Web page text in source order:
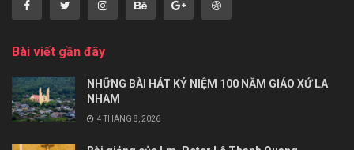
Bài viết gần đây
NHỮNG BÀI HÁT KỶ NIỆM 100 NĂM GIÁO XỨ LA
NHAM
4 THÁNG 8, 2026